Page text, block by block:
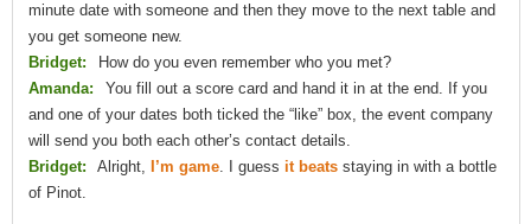
minute date with someone and then they move to the next table and
you get someone new.
Bridget:
How do you even remember who you met?
Amanda:
You fill out a score card and hand it in at the end. If you
and one of your dates both ticked the “like” box, the event company
will send you both each other’s contact details.
Bridget:
Alright, I’m game. I guess it beats staying in with a bottle
of Pinot.